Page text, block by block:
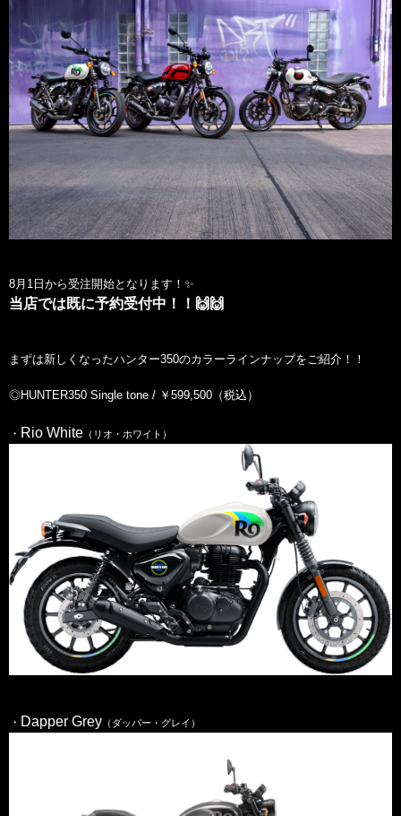
8月1日から受注開始となります！✨
当店では既に予約受付中！！🙌🙌
まずは新しくなったハンター350のカラーラインナップをご紹介！！
◎HUNTER350 Single tone / ￥599,500（税込）
・ Rio White （リオ・ホワイト）
・ Dapper Grey （ダッパー・グレイ）